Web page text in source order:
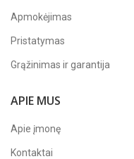
Apmokėjimas
Pristatymas
Grąžinimas ir garantija
APIE MUS
Apie įmonę
Kontaktai